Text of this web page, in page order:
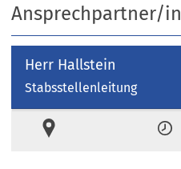
Ansprechpartner/in
Herr Hallstein
Stabsstellenleitung
Zeiten